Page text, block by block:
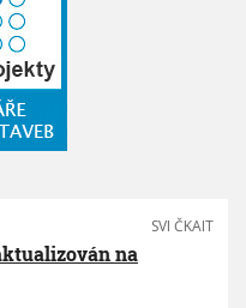
SVI ČKAIT
na